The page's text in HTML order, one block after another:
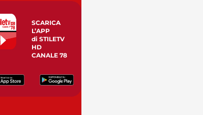
SCARICA
L’APP
di STILETV
HD
CANALE 78